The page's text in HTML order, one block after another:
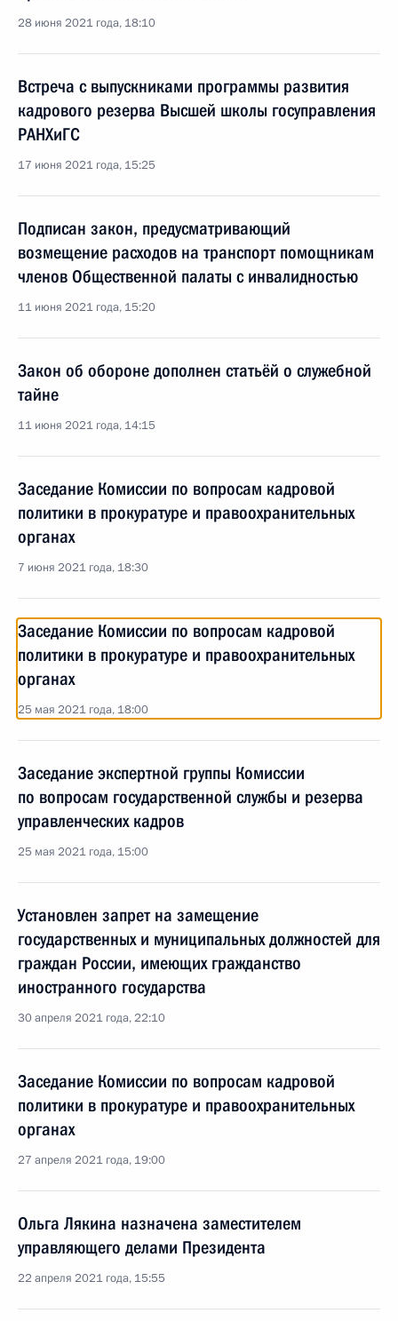
28 июня 2021 года, 18:10
Встреча с выпускниками программы развития
кадрового резерва Высшей школы госуправления
РАНХиГС
17 июня 2021 года, 15:25
Подписан закон, предусматривающий
возмещение расходов на транспорт помощникам
членов Общественной палаты с инвалидностью
11 июня 2021 года, 15:20
Закон об обороне дополнен статьёй о служебной
тайне
11 июня 2021 года, 14:15
Заседание Комиссии по вопросам кадровой
политики в прокуратуре и правоохранительных
органах
7 июня 2021 года, 18:30
Заседание Комиссии по вопросам кадровой
политики в прокуратуре и правоохранительных
органах
25 мая 2021 года, 18:00
Заседание экспертной группы Комиссии
по вопросам государственной службы и резерва
управленческих кадров
25 мая 2021 года, 15:00
Установлен запрет на замещение
государственных и муниципальных должностей для
граждан России, имеющих гражданство
иностранного государства
30 апреля 2021 года, 22:10
Заседание Комиссии по вопросам кадровой
политики в прокуратуре и правоохранительных
органах
27 апреля 2021 года, 19:00
Ольга Лякина назначена заместителем
управляющего делами Президента
22 апреля 2021 года, 15:55